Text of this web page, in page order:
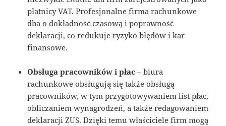
płatnicy VAT. Profesjonalne firma rachunkowe
dba o dokładność czasową i poprawność
deklaracji, co redukuje ryzyko błędów i kar
finansowe.
Obsługa pracowników i płac – biura
rachunkowe obsługują się także obsługą
pracowników, w tym przygotowywaniem list płac,
obliczaniem wynagrodzeń, a także redagowaniem
deklaracji ZUS. Dzięki temu właściciele firm mogą